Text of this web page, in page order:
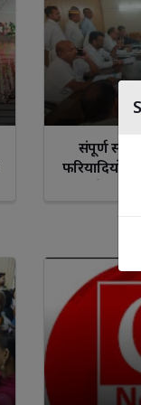
संपूर्ण
फरियादियों